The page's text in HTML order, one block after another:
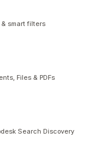
smart filters
Files & PDFs
Search Discovery